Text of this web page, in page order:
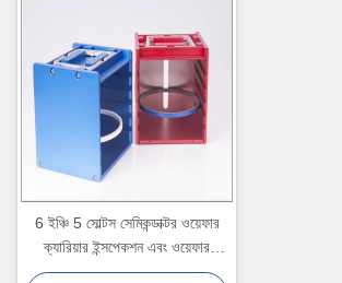
6 ইঞ্চি 5 সোল্টস সেমিকন্ডাক্টর ওয়েফার
ক্যারিয়ার ইন্সপেকশন এবং ওয়েফার
উত্পাদন পরিবহন জন্য